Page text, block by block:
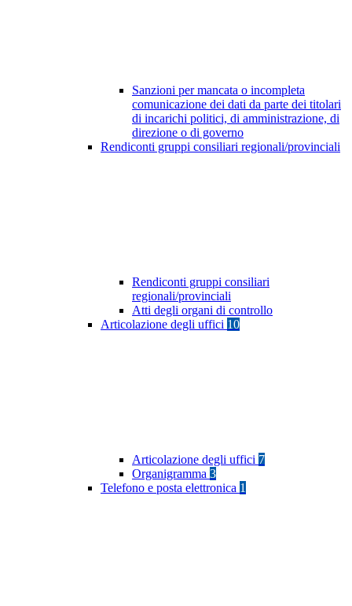
Sanzioni per mancata o incompleta
comunicazione dei dati da parte dei titolari
di incarichi politici, di amministrazione, di
direzione o di governo
Rendiconti gruppi consiliari regionali/provinciali
Rendiconti gruppi consiliari
regionali/provinciali
Atti degli organi di controllo
Articolazione degli uffici 10
Articolazione degli uffici 7
Organigramma 3
Telefono e posta elettronica 1